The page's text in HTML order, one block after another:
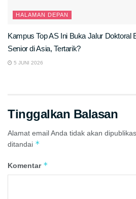
HALAMAN DEPAN
Kampus Top AS Ini Buka Jalur Doktoral
Senior di Asia, Tertarik?
5 JUNI 2026
Tinggalkan Balasan
Alamat email Anda tidak akan
ditandai *
Komentar *